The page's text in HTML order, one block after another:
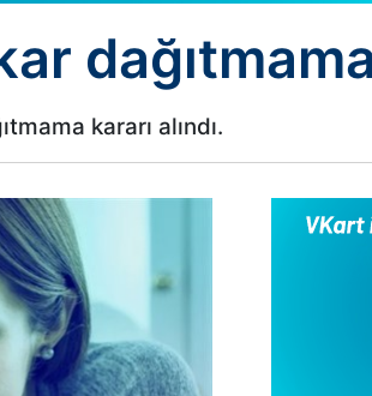
kararı alındı.